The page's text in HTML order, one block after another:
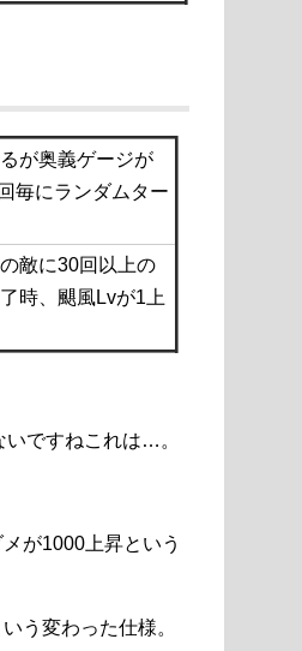
が奥義ゲージが
毎にランダムター
敵に30回以上の
時、颶風Lvが1上
ですねこれは…。
が1000上昇という
う変わった仕様。